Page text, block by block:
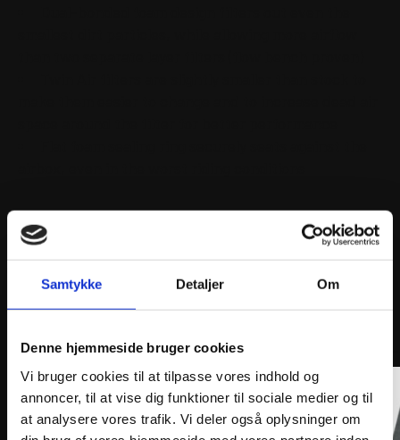
Samtykke Detaljer Om
Denne hjemmeside bruger cookies
Vi bruger cookies til at tilpasse vores indhold og
annoncer, til at vise dig funktioner til sociale medier og til
at analysere vores trafik. Vi deler også oplysninger om